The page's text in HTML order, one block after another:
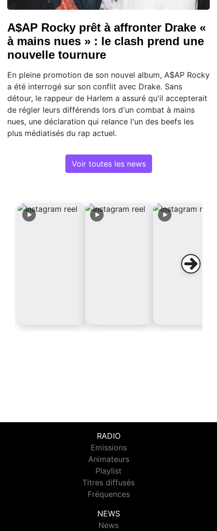
A$AP Rocky prêt à affronter Drake «
à mains nues » : le clash prend une
nouvelle tournure
En pleine promotion de son nouvel album, A$AP Rocky
a été interrogé sur son conflit avec Drake. Sans
détour, le rappeur de Harlem a assuré qu'il accepterait
de régler leurs différends lors d'un combat à mains
nues, une déclaration qui relance l'un des beefs les
plus médiatisés du rap actuel.
Voir toutes les news
RADIO
Emissions
Animateurs
Playlist
Titres diffusés
Fréquences
NEWS
News